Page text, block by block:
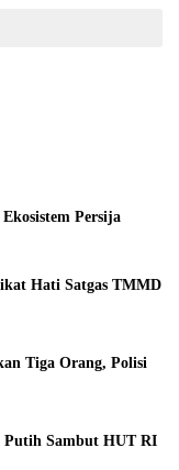
Persija
Hati Satgas TMMD
Tiga Orang, Polisi
Putih Sambut HUT RI